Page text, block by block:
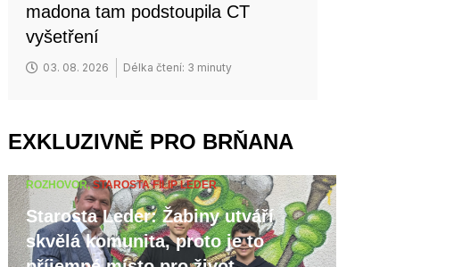
madona tam podstoupila CT
vyšetření
03. 08. 2026 Délka čtení: 3 minuty
EXKLUZIVNĚ PRO BRŇANA
ROZHOVOR,STAROSTA FILIP LEDER
Starosta Leder: Žabiny utváří
skvělá komunita, proto je to